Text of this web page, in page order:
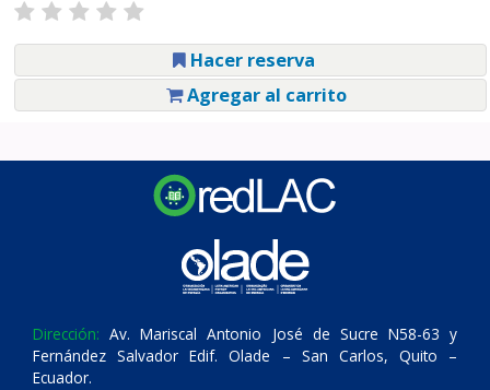
Hacer reserva
Agregar al carrito
Dirección: Av. Mariscal Antonio José de Sucre N58-63 y
Fernández Salvador Edif. Olade – San Carlos, Quito –
Ecuador.